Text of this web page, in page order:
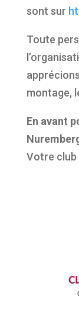
sont sur
Toute
montage,
En avant
Votre club